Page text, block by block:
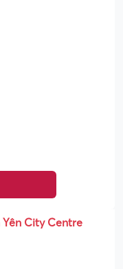
City Centre